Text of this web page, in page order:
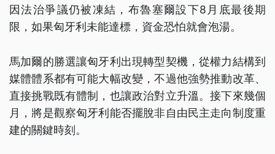
因法治爭議仍被凍結，布魯塞爾設下8月底最後期
限，如果匈牙利未能達標，資金恐怕就會泡湯。
馬加爾的勝選讓匈牙利出現轉型契機，從權力結構到
媒體體系都有可能大幅改變，不過他強勢推動改革、
直接挑戰既有體制，也讓政治對立升溫。接下來幾個
月，將是觀察匈牙利能否擺脫非自由民主走向制度重
建的關鍵時刻。